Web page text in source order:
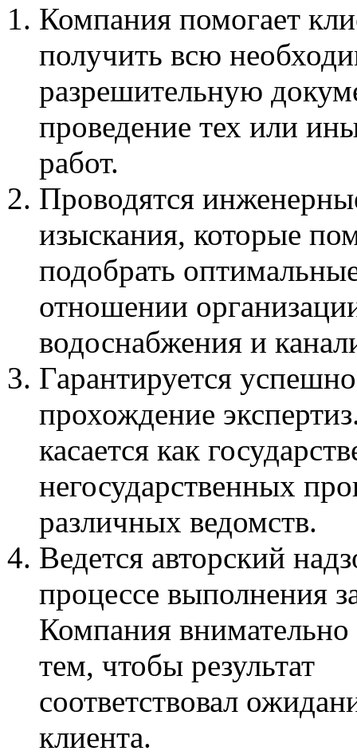
Компания помогает
получить всю
разрешительную
проведение тех или
работ.
Проводятся
изыскания, которые
подобрать
отношении
водоснабжения и
Гарантируется
прохождение
касается как
негосударственных
различных ведомств.
Ведется авторский
процессе выполнения
Компания внимательно
тем, чтобы результат
соответствовал
клиента.